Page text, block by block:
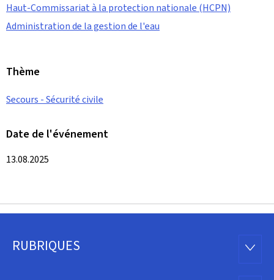
Haut-Commissariat à la protection nationale (HCPN)
Administration de la gestion de l'eau
Thème
Secours - Sécurité civile
Date de l'événement
13.08.2025
Pied
RUBRIQUES